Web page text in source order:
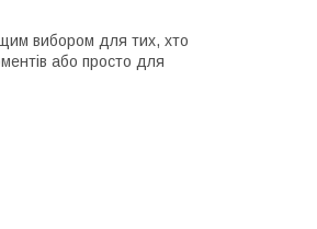
вибором для тих, хто
або просто для